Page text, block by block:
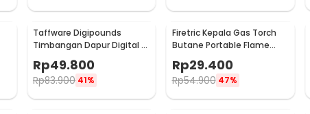
Taffware Digipounds
Timbangan Dapur Digital 6
Satuan 1kg 0.1g - i2000
Rp49.800
Rp83.900 41%
Firetric Kepala Gas Torch
Butane Portable Flame
Rp29.400
Rp54.900 47%